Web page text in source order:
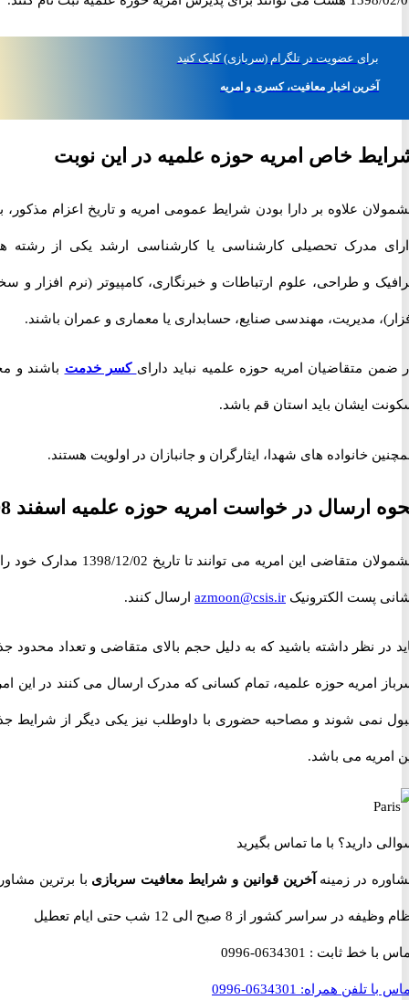
عضویت در تلگرام(سربازی) کلیک کنید
آخرین اخبار معافیت، کسری و امریه
خاص امریه حوزه علمیه در این نوبت
علاوه بر دارا بودن شرایط عمومی امریه و تاریخ اعزام مذکور، باید
مدرک تحصیلی کارشناسی یا کارشناسی ارشد یکی از رشته های
و طراحی، علوم ارتباطات و خبرنگاری، کامپیوتر (نرم افزار و سخت
مدیریت، مهندسی صنایع، حسابداری یا معماری و عمران باشند.
متقاضیان امریه حوزه علمیه نباید دارای کسر خدمتباشند و محل
ایشان باید استان قم باشد.
خانواده های شهدا، ایثارگران و جانبازان در اولویت هستند.
ارسال در خواست امریه حوزه علمیه اسفند 98
مشمولان متقاضی این امریه می توانند تا تاریخ 1398/12/02 مدارک خود را به
پست الکترونیکazmoon@csis.irارسال کنند.
نظر داشته باشید که به دلیل حجم بالای متقاضی و تعداد محدود جذب
امریه حوزه علمیه، تمام کسانی که مدرک ارسال می کنند در این امریه
شوند و مصاحبه حضوری با داوطلب نیز یکی دیگر از شرایط جذب
می باشد.
دارید؟ با ما تماس بگیرید
در زمینهآخرین قوانین و شرایط معافیت سربازیبا برترین مشاوران
در سراسر کشور از 8 صبح الی 12 شب حتی ایام تعطیل
با خط ثابت :0634301-0996
تلفن همراه:0634301-0996